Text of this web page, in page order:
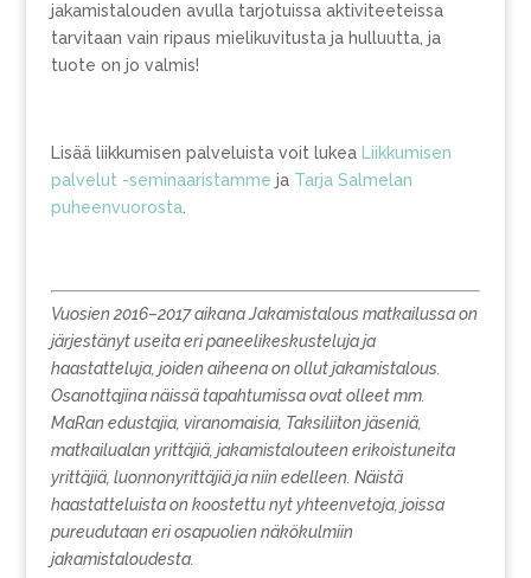
jakamistalouden avulla tarjotuissa aktiviteeteissa
tarvitaan vain ripaus mielikuvitusta ja hulluutta, ja
tuote on jo valmis!
Lisää liikkumisen palveluista voit lukea Liikkumisen
palvelut -seminaaristamme ja Tarja Salmelan
puheenvuorosta.
Vuosien 2016–2017 aikana Jakamistalous matkailussa on
järjestänyt useita eri paneelikeskusteluja ja
haastatteluja, joiden aiheena on ollut jakamistalous.
Osanottajina näissä tapahtumissa ovat olleet mm.
MaRan edustajia, viranomaisia, Taksiliiton jäseniä,
matkailualan yrittäjiä, jakamistalouteen erikoistuneita
yrittäjiä, luonnonyrittäjiä ja niin edelleen. Näistä
haastatteluista on koostettu nyt yhteenvetoja, joissa
pureudutaan eri osapuolien näkökulmiin
jakamistaloudesta.